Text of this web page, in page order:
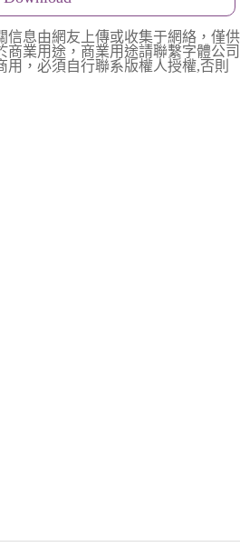
信息由網友上傳或收集于網絡，僅供
商業用途，商業用途請聯繫字體公司
用，必須自行聯系版權人授權,否則